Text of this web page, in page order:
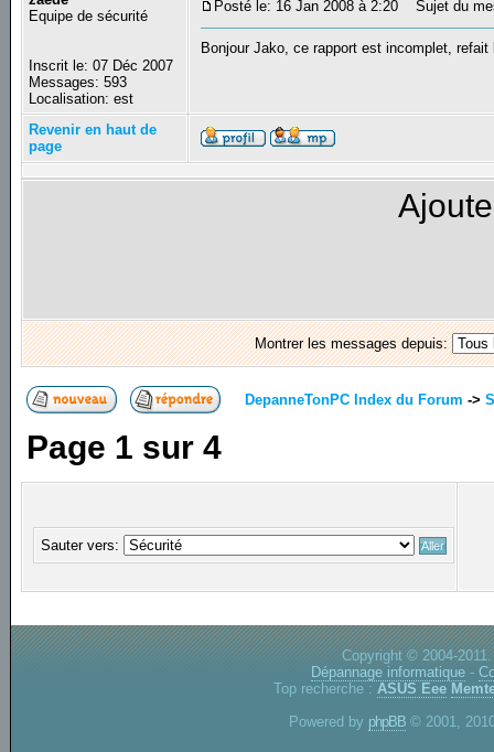
Equipe de sécurité
Inscrit le: 07 Déc 2007
Messages: 593
Localisation: est
Posté le: 16 Jan 2008 à 2:20 Sujet du
Bonjour Jako, ce rapport est incomplet,
Revenir en haut de
page
Montrer les messages depuis:
DepanneTonPC Index du Forum ->
Page 1 sur4
Sauter vers:
Copyright © 2004-
Dépannage informatique -
Top recherche : ASUS Eee
Powered by phpBB © 2001,